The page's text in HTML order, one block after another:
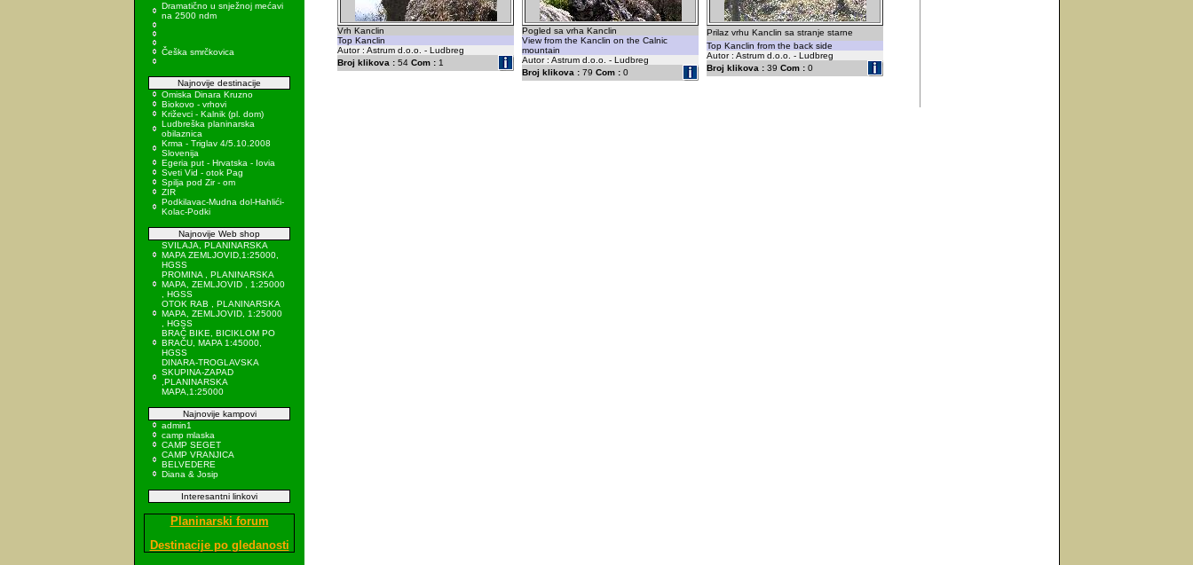
Dramatično u snježnoj mećavi
na 2500 ndm
Češka smrčkovica
Najnovije destinacije
Omiska Dinara Kruzno
Biokovo - vrhovi
Križevci - Kalnik (pl. dom)
Ludbreška planinarska
obilaznica
Krma - Triglav 4/5.10.2008
Slovenija
Egeria put - Hrvatska - Iovia
Sveti Vid - otok Pag
Spilja pod Zir - om
ZIR
Podkilavac-Mudna dol-Hahlići-
Kolac-Podki
Najnovije Web shop
SVILAJA, PLANINARSKA
MAPA ZEMLJOVID,1:25000,
HGSS
PROMINA , PLANINARSKA
MAPA, ZEMLJOVID , 1:25000
, HGSS
OTOK RAB , PLANINARSKA
MAPA, ZEMLJOVID, 1:25000
, HGSS
BRAČ BIKE, BICIKLOM PO
BRAČU, MAPA 1:45000,
HGSS
DINARA-TROGLAVSKA
SKUPINA-ZAPAD
,PLANINARSKA
MAPA,1:25000
Najnovije kampovi
admin1
camp mlaska
CAMP SEGET
CAMP VRANJICA
BELVEDERE
Diana & Josip
Interesantni linkovi
Planinarski forum
Destinacije po gledanosti
Vrh Kanclin
Top Kanclin
Autor : Astrum d.o.o. - Ludbreg
Broj klikova : 54 Com : 1
Pogled sa vrha Kanclin
View from the Kanclin on the Calnic
mountain
Autor : Astrum d.o.o. - Ludbreg
Broj klikova : 79 Com : 0
Prilaz vrhu Kanclin sa stranje starne
Top Kanclin from the back side
Autor : Astrum d.o.o. - Ludbreg
Broj klikova : 39 Com : 0